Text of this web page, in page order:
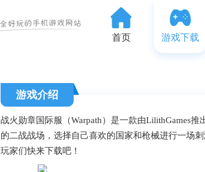
首页 游戏下载
游戏介绍
战火勋章国际服（Warpath）是一款由LilithGames推
的二战战场，选择自己喜欢的国家和枪械进行一场
玩家们快来下载吧！